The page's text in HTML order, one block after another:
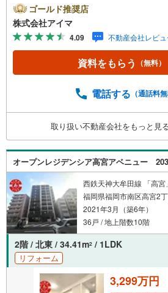
K。専有約82平米。LDKは12帖以
フォーム済みです。■住戸の条件
■防犯・セキュリティエントラン
に防犯カメラを設置。来訪者は
ボックスで不在時も荷物を受け
エレベーターあり。■キッチン
備えます。■アイマのサポート
ご見学OK/ご自宅・最寄り駅まで
OK「見るだけ」「ローン相談
ローンが難しいと言われた方、
もご相談ください
ゴールド推奨店
株式会社アイマ
4.09 不動産会社レビ
資料をもらう （無料）
電話する （通話料無
取り扱い不動産会社をもっと見
オープンレジデンシア高宮アベニュー 203
西鉄天神大牟田線 「高
福岡県福岡市南区高宮2
2021年3月（築6年）
36戸 / 地上階数10階
2階 / 北東 / 34.41m2 / 1LDK
リフォーム
3,299万円